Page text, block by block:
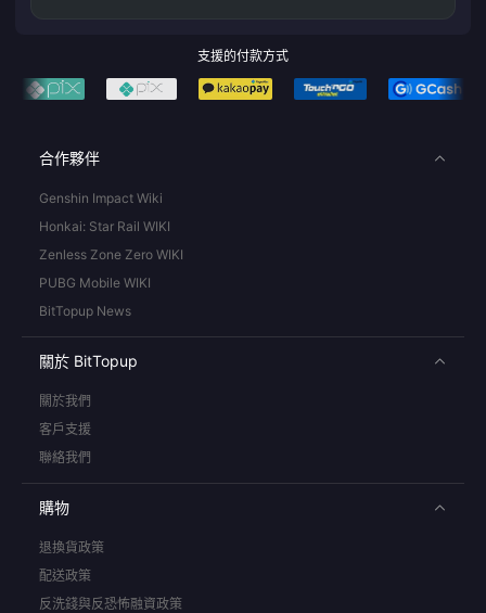
支援的付款方式
合作夥伴
Genshin Impact Wiki
Honkai: Star Rail WIKI
Zenless Zone Zero WIKI
PUBG Mobile WIKI
BitTopup News
關於 BitTopup
關於我們
客戶支援
聯絡我們
購物
退換貨政策
配送政策
反洗錢與反恐怖融資政策